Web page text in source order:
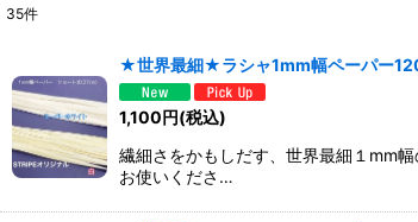
表示数:
並び順:
35件
★世界最細★ラシャ1mm幅ペーパー
1,100円(税込)
繊細さをかもしだす、世界最細１mm
お使いくださ…